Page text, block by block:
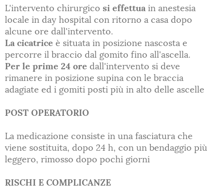
L'intervento chirurgico si effettua in anestesia
locale in day hospital con ritorno a casa dopo
alcune ore dall'intervento.
La cicatrice è situata in posizione nascosta e
percorre il braccio dal gomito fino all'ascella.
Per le prime 24 ore dall'intervento si deve
rimanere in posizione supina con le braccia
adagiate ed i gomiti posti più in alto delle ascelle
POST OPERATORIO
La medicazione consiste in una fasciatura che
viene sostituita, dopo 24 h, con un bendaggio più
leggero, rimosso dopo pochi giorni
RISCHI E COMPLICANZE